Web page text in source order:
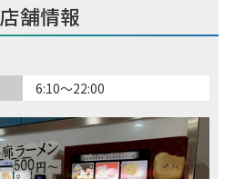
店舗情報
6:10～22:00